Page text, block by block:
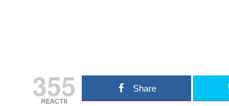
355
REACTII
Share